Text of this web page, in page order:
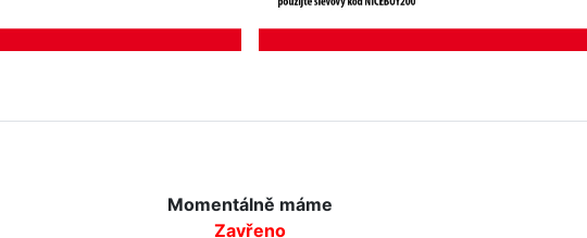
Momentálně máme
Zavřeno